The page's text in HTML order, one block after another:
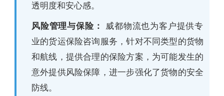
透明度和安心感。
风险管理与保险： 威都物流也为客户提供专
业的货运保险咨询服务，针对不同类型的货物
和航线，提供合理的保险方案，为可能发生的
意外提供风险保障，进一步强化了货物的安全
防线。